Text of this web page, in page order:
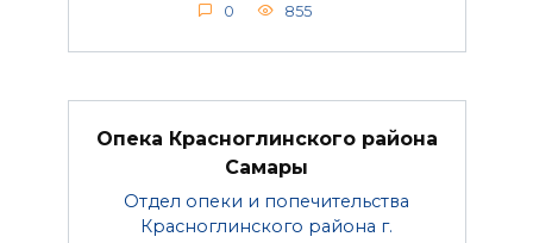
0 855
Опека Красноглинского района
Самары
Отдел опеки и попечительства
Красноглинского района г.